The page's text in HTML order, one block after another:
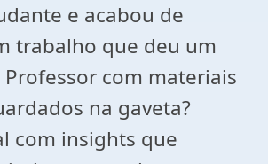
e acabou de
trabalho que deu um
com materiais
na gaveta?
com insights que